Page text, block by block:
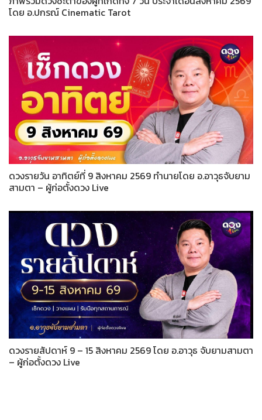
โดย อ.ปกรณ์ Cinematic Tarot
ดวงรายวัน อาทิตย์ที่ 9 สิงหาคม 2569 ทำนายโดย อ.อาวุธจับยาม
สามตา – ผู้ก่อตั้งดวง Live
ดวงรายสัปดาห์ 9 – 15 สิงหาคม 2569 โดย อ.อาวุธ จับยามสามตา
– ผู้ก่อตั้งดวง Live